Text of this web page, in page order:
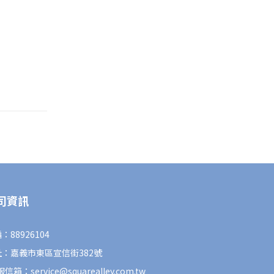
資訊
：88926104
嘉義市東區宣信街382號
信箱：service@squarealley.com.tw